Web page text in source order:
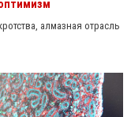
алмазная отрасль